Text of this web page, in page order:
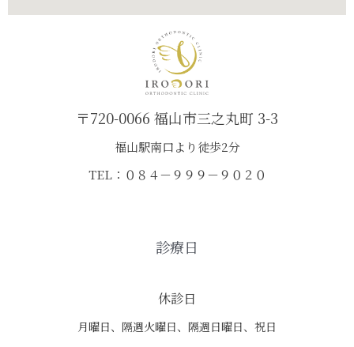
〒720-0066 福山市三之丸町 3-3
福山駅南口より徒歩2分
TEL：０８４－９９９－９０２０
診療日
休診日
月曜日、隔週火曜日、隔週日曜日、祝日